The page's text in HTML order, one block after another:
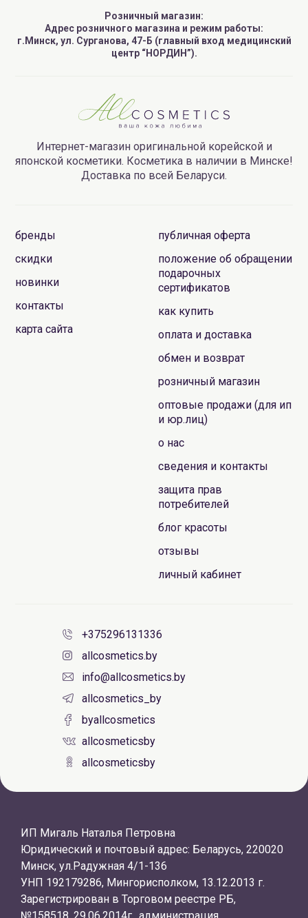
Розничный магазин:
Адрес розничного магазина и режим работы:
г.Минск, ул. Сурганова, 47-Б (главный вход медицинский
центр “НОРДИН”).
Интернет-магазин оригинальной корейской и
японской косметики. Косметика в наличии в Минске!
Доставка по всей Беларуси.
бренды
скидки
новинки
контакты
карта сайта
публичная оферта
положение об обращении
подарочных
сертификатов
как купить
оплата и доставка
обмен и возврат
розничный магазин
оптовые продажи (для ип
и юр.лиц)
о нас
сведения и контакты
защита прав
потребителей
блог красоты
отзывы
личный кабинет
+375296131336
allcosmetics.by
info@allcosmetics.by
allcosmetics_by
byallcosmetics
allcosmeticsby
allcosmeticsby
ИП Мигаль Наталья Петровна
Юридический и почтовый адрес: Беларусь, 220020
Минск, ул.Радужная 4/1-136
УНП 192179286, Мингорисполком, 13.12.2013 г.
Зарегистрирован в Торговом реестре РБ,